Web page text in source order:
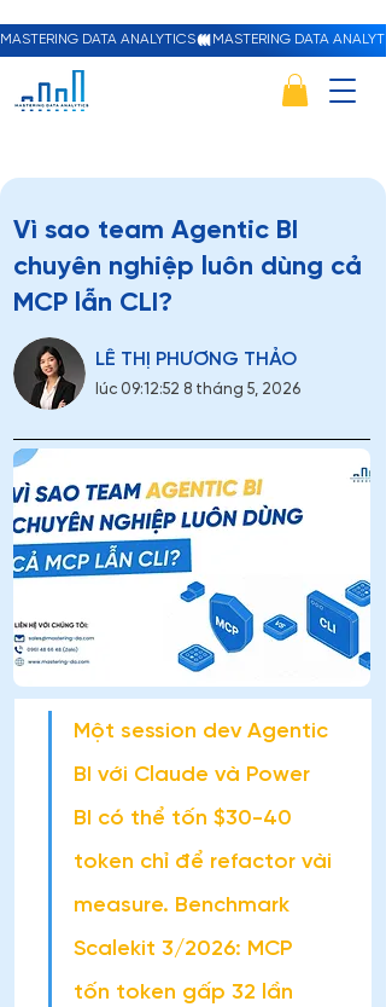
MASTERING DATA ANALYTICS
Vì sao team Agentic BI
chuyên nghiệp luôn dùng cả
MCP lẫn CLI?
LÊ THỊ PHƯƠNG THẢO
lúc 09:12:52 8 tháng 5, 2026
Một session dev Agentic
BI với Claude và Power
BI có thể tốn $30-40
token chỉ để refactor vài
measure. Benchmark
Scalekit 3/2026: MCP
tốn token gấp 32 lần